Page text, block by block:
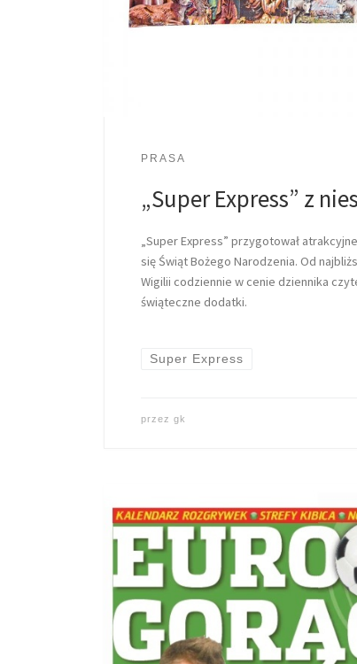
PRASA
„Super Express” z
„Super Express” przygotował
się Świąt Bożego Narodzenia. Od
Wigilii codziennie w cenie dziennika
świąteczne dodatki.
Super Express
przez gk